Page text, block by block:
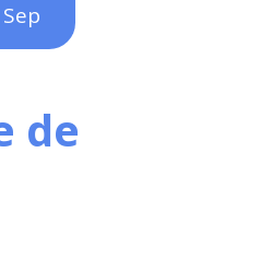
Sep
de